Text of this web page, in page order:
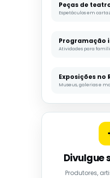
Peças de
Espetáculos em
Programação
Atividades para
Exposições no
Museus, galerias e
Divulgue
Produtores,